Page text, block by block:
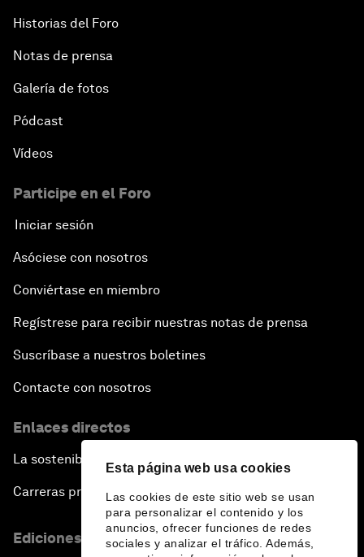
Esta página web usa cookies
Las cookies de este sitio web se usan
para personalizar el contenido y los
anuncios, ofrecer funciones de redes
sociales y analizar el tráfico. Además,
Historias del Foro
Notas de prensa
Galería de fotos
Pódcast
Vídeos
Participe en el Foro
Iniciar sesión
Asóciese con nosotros
Conviértase en miembro
Regístrese para recibir nuestras notas de prensa
Suscríbase a nuestros boletines
Contacte con nosotros
Enlaces directos
La sostenibilidad en el Foro
Carreras profesionales
Ediciones en otros idiomas